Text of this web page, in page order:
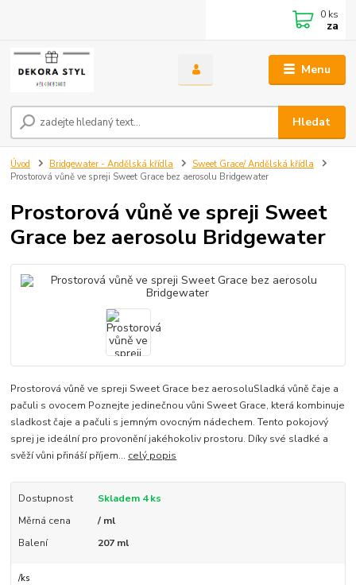
Menu
Hledat
0 ks
za
Úvod Bridgewater - Andělská křídla
Sweet Grace/ Andělská křídla
Prostorová vůně ve spreji Sweet Grace bez aerosolu Bridgewater
Prostorová vůně ve spreji Sweet
Grace bez aerosolu Bridgewater
Prostorová vůně ve spreji Sweet Grace bez aerosoluSladká vůně čaje a
pačuli s ovocem Poznejte jedinečnou vůni Sweet Grace, která kombinuje
sladkost čaje a pačuli s jemným ovocným nádechem. Tento pokojový
sprej je ideální pro provonění jakéhokoliv prostoru. Díky své sladké a
svěží vůni přináší příjem... celý popis
Dostupnost
Skladem 4 ks
Měrná cena
/ ml
Balení
207 ml
/ks